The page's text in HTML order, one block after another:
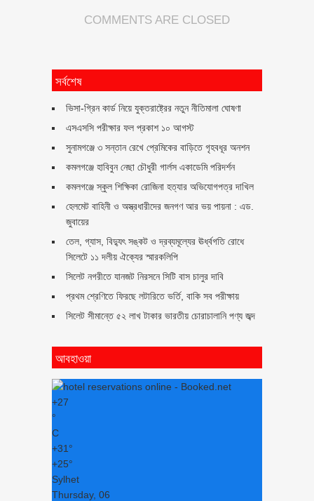
COMMENTS ARE CLOSED
সর্বশেষ
ভিসা-গ্রিন কার্ড নিয়ে যুক্তরাষ্ট্রের নতুন নীতিমালা ঘোষণা
এসএসসি পরীক্ষার ফল প্রকাশ ১০ আগস্ট
সুনামগঞ্জে ৩ সন্তান রেখে প্রেমিকের বাড়িতে গৃহবধূর অনশন
কমলগঞ্জে হাবিবুন নেছা চৌধুরী গার্লস একাডেমি পরিদর্শন
কমলগঞ্জে স্কুল শিক্ষিকা রোজিনা হত্যার অভিযোগপত্র দাখিল
হেলমেট বাহিনী ও অস্ত্রধারীদের জনগণ আর ভয় পায়না : এড.
জুবায়ের
তেল, গ্যাস, বিদ্যুৎ সঙ্কট ও দ্রব্যমূল্যের ঊর্ধ্বগতি রোধে
সিলেটে ১১ দলীয় ঐক্যের স্মারকলিপি
সিলেট নগরীতে যানজট নিরসনে সিটি বাস চালুর দাবি
প্রথম শ্রেণিতে ফিরছে লটারিতে ভর্তি, বাকি সব পরীক্ষায়
সিলেট সীমান্তে ৫২ লাখ টাকার ভারতীয় চোরাচালানি পণ্য জব্দ
আবহাওয়া
+27
°
C
+31°
+25°
Sylhet
Thursday, 06